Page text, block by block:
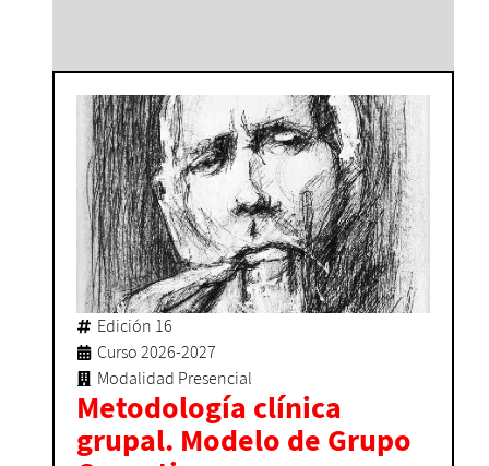
Edición 16
Curso 2026-2027
Modalidad Presencial
Metodología clínica
grupal. Modelo de Grupo